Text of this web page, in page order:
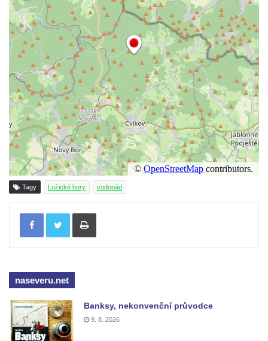
Míšeňské vodopády
Chřibské vodopády
Vodopád pod Širokým kopcem
Vodopád v údolí Lučního potoka
Tagy Lužické hory vodopád
Tisknout
naseveru.net
Banksy, nekonvenční průvodce
9. 8. 2026